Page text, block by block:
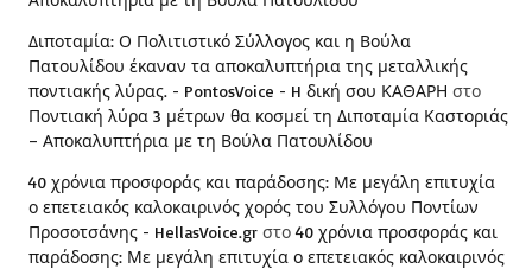
Διποταμία: Ο Πολιτιστικό Σύλλογος και η Βούλα
Πατουλίδου έκαναν τα αποκαλυπτήρια της μεταλλικής
ποντιακής λύρας. - PontosVoice - H δική σου ΚΑΘΑΡΗ στο
Ποντιακή λύρα 3 μέτρων θα κοσμεί τη Διποταμία Καστοριάς
– Αποκαλυπτήρια με τη Βούλα Πατουλίδου
40 χρόνια προσφοράς και παράδοσης: Με μεγάλη επιτυχία
ο επετειακός καλοκαιρινός χορός του Συλλόγου Ποντίων
Προσοτσάνης - HellasVoice.gr στο 40 χρόνια προσφοράς και
παράδοσης: Με μεγάλη επιτυχία ο επετειακός καλοκαιρινός